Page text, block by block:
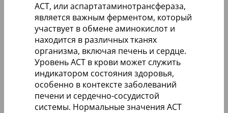
АСТ, или аспартатаминотрансфераза,
является важным ферментом, который
участвует в обмене аминокислот и
находится в различных тканях
организма, включая печень и сердце.
Уровень АСТ в крови может служить
индикатором состояния здоровья,
особенно в контексте заболеваний
печени и сердечно-сосудистой
системы. Нормальные значения АСТ